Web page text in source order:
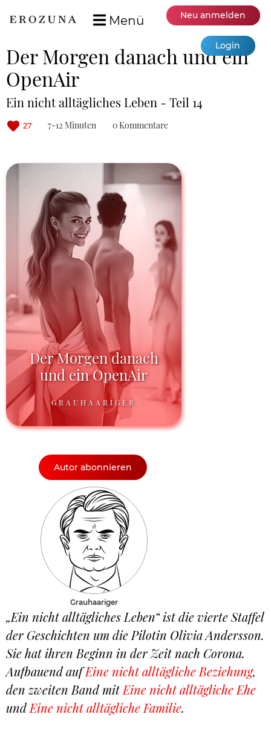
Menü Neu anmelden
Login
Der Morgen danach und ein
OpenAir
Ein nicht alltägliches Leben - Teil 14
27 7-12 Minuten 0 Kommentare
Der Morgen danach
und ein OpenAir
GRAUHAARIGER
Autor abonnieren
Grauhaariger
„Ein nicht alltägliches Leben“ ist die vierte Staffel
der Geschichten um die Pilotin Olivia Andersson.
Sie hat ihren Beginn in der Zeit nach Corona.
Aufbauend aufEine nicht alltägliche Beziehung,
den zweiten Band mitEine nicht alltägliche Ehe
undEine nicht alltägliche Familie.